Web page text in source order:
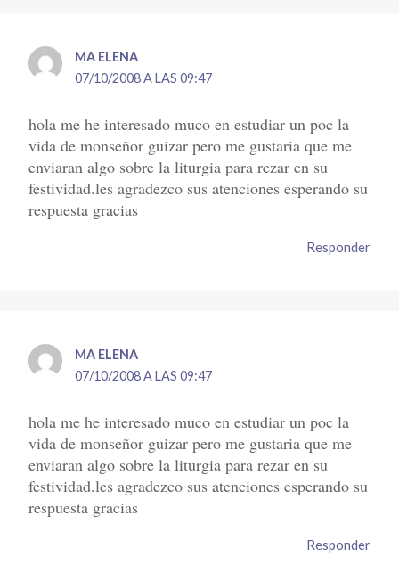
MA ELENA
07/10/2008 A LAS 09:47
hola me he interesado muco en estudiar un poc la
vida de monseñor guizar pero me gustaria que me
enviaran algo sobre la liturgia para rezar en su
festividad.les agradezco sus atenciones esperando su
respuesta gracias
Responder
MA ELENA
07/10/2008 A LAS 09:47
hola me he interesado muco en estudiar un poc la
vida de monseñor guizar pero me gustaria que me
enviaran algo sobre la liturgia para rezar en su
festividad.les agradezco sus atenciones esperando su
respuesta gracias
Responder